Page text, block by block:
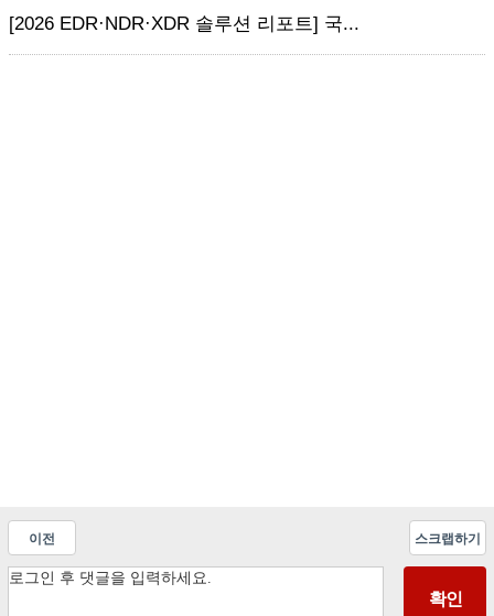
[2026 EDR·NDR·XDR 솔루션 리포트] 국...
이전 스크랩하기